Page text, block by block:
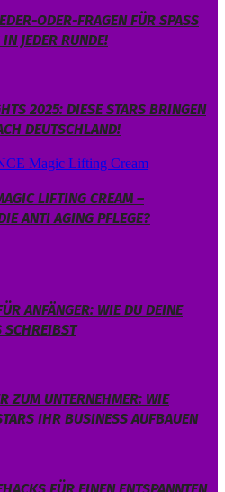
ODER-FRAGEN FÜR SPASS U
JEDER RUNDE!
2025: DIESE STARS BRINGEN
DEUTSCHLAND!
LIFTING CREAM –
ANTI AGING PFLEGE?
ANFÄNGER: WIE DU DEINE
SCHREIBST
ZUM UNTERNEHMER: WIE
IHR BUSINESS AUFBAUEN